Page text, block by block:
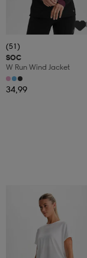
(51)
SOC
W Run Wind Jacket
34,99